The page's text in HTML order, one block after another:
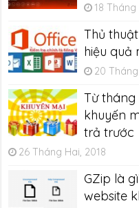
18 Tháng
Thủ
hiệu quả
20
Từ tháng
khuyến
trả trước
26 Tháng Hai, 2018
GZip là
website